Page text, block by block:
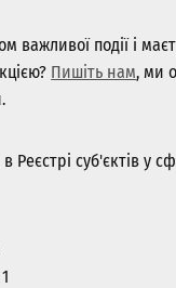
важливої ​​події і
Пишіть нам, ми
Реєстрі суб'єктів у